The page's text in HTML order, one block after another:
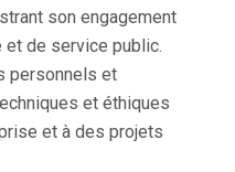
son engagement
et de service public.
personnels et
et éthiques
et à des projets